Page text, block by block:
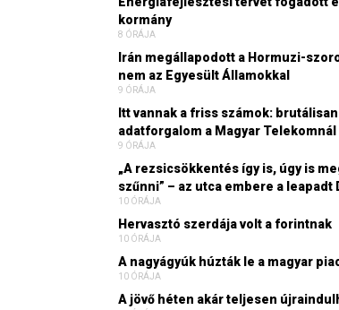
kormány
8 ÓRÁJA
Irán megállapodott a Hormuzi-
nem az Egyesült Államokkal
9 ÓRÁJA
Itt vannak a friss számok:
adatforgalom a Magyar Telekomnál
9 ÓRÁJA
„A rezsicsökkentés így is, úgy is
szűnni” – az utca embere a leapadt
10 ÓRÁJA
Hervasztó szerdája volt a forintnak
10 ÓRÁJA
A nagyágyúk húzták le a magyar
10 ÓRÁJA
A jövő héten akár teljesen